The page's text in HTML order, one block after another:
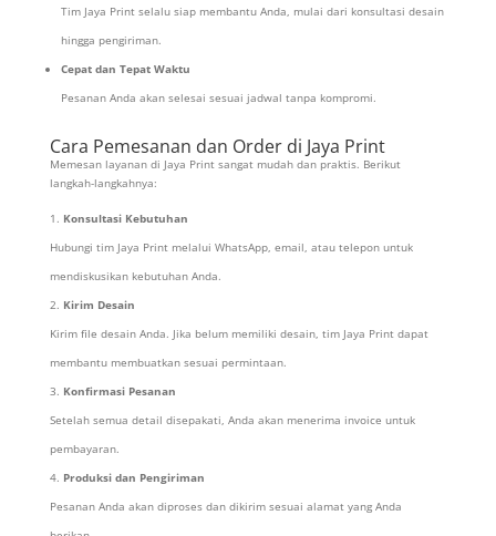
Tim Jaya Print selalu siap membantu Anda, mulai dari konsultasi desain
hingga pengiriman.
Cepat dan Tepat Waktu
Pesanan Anda akan selesai sesuai jadwal tanpa kompromi.
Cara Pemesanan dan Order di Jaya Print
Memesan layanan di Jaya Print sangat mudah dan praktis. Berikut
langkah-langkahnya:
Konsultasi Kebutuhan
Hubungi tim Jaya Print melalui WhatsApp, email, atau telepon untuk
mendiskusikan kebutuhan Anda.
Kirim Desain
Kirim file desain Anda. Jika belum memiliki desain, tim Jaya Print dapat
membantu membuatkan sesuai permintaan.
Konfirmasi Pesanan
Setelah semua detail disepakati, Anda akan menerima invoice untuk
pembayaran.
Produksi dan Pengiriman
Pesanan Anda akan diproses dan dikirim sesuai alamat yang Anda